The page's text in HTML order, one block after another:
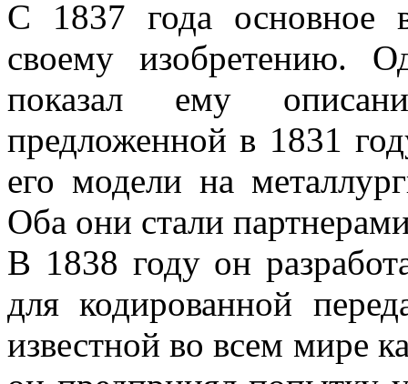
С 1837 года основное
своему изобретению.
показал ему
предложенной в 1831
его модели на
Оба они стали
В 1838 году он
для кодированной
известной во всем мире